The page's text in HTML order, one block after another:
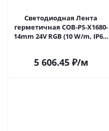
Светодиодная Лента
герметичная COB-PS-X1680-
14mm 24V RGB (10 W/m, IP67,
5 606.45₽/м